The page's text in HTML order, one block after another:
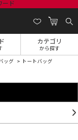
カテゴリ
から探す
ッグ トートバッグ